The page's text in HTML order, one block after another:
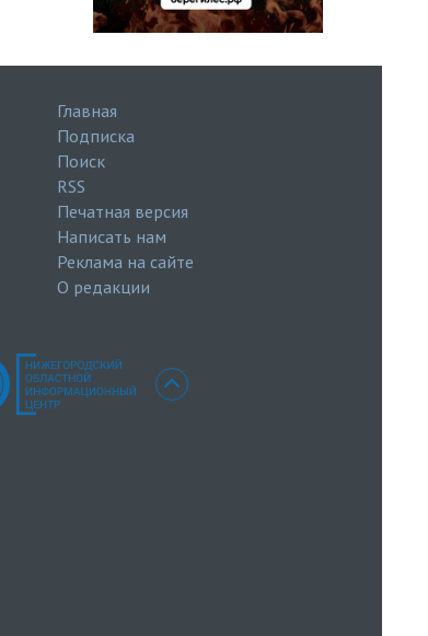
Главная
Подписка
Поиск
RSS
Печатная версия
Написать нам
Реклама на сайте
О редакции